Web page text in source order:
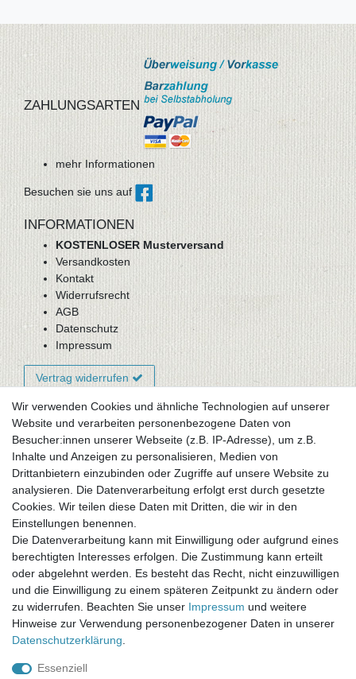
ZAHLUNGSARTEN
mehr Informationen
Besuchen sie uns auf
INFORMATIONEN
KOSTENLOSER Musterversand
Versandkosten
Kontakt
Widerrufsrecht
AGB
Datenschutz
Impressum
Vertrag widerrufen
Newsletter-Anmeldung
FAQ / Fragen
Mein Warenkorb
Mein Merkzettel
Mein Konto
UNSER LADENGESCHÄFT
Gottlieb-Daimler-Str. 10
33334 Gütersloh
ÖFFNUNGSZEITEN
Montag - Dienstag: 8.00 - 18.00 Uhr, Mittwoch Ruhetag,
Donnerstag: 8.00 - 18.00 Uhr, Freitag 8.00 - 14.00 Uhr
Wir verwenden Cookies und ähnliche Technologien auf unserer
Website und verarbeiten personenbezogene Daten von
Besucher:innen unserer Webseite (z.B. IP-Adresse), um z.B.
Inhalte und Anzeigen zu personalisieren, Medien von
Drittanbietern einzubinden oder Zugriffe auf unsere Website zu
analysieren. Die Datenverarbeitung erfolgt erst durch gesetzte
Cookies. Wir teilen diese Daten mit Dritten, die wir in den
Einstellungen benennen.
Die Datenverarbeitung kann mit Einwilligung oder aufgrund eines
berechtigten Interesses erfolgen. Die Zustimmung kann erteilt
oder abgelehnt werden. Es besteht das Recht, nicht einzuwilligen
und die Einwilligung zu einem späteren Zeitpunkt zu ändern oder
zu widerrufen. Beachten Sie unser Impressum und weitere
Hinweise zur Verwendung personenbezogener Daten in unserer
Daten­schutz­erklärung
Essenziell